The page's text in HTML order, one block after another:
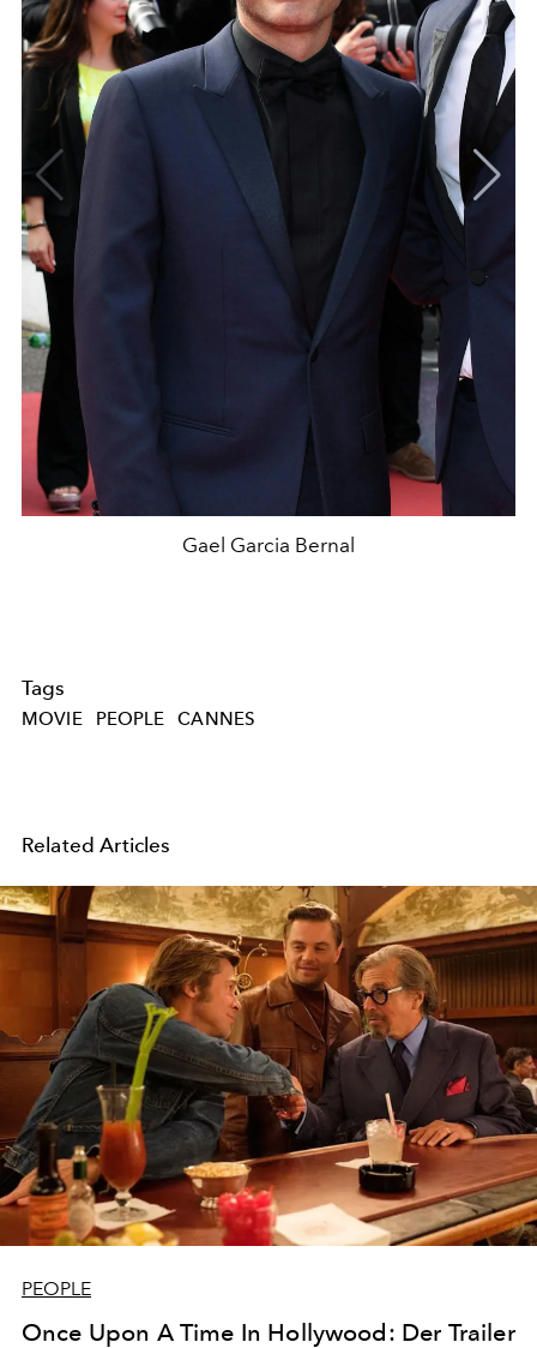
Gael Garcia Bernal
Tags
MOVIE PEOPLE CANNES
Related Articles
PEOPLE
Once Upon A Time In Hollywood: Der Trailer